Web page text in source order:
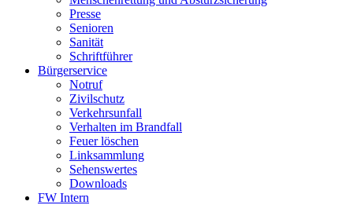
Presse
Senioren
Sanität
Schriftführer
Bürgerservice
Notruf
Zivilschutz
Verkehrsunfall
Verhalten im Brandfall
Feuer löschen
Linksammlung
Sehenswertes
Downloads
FW Intern